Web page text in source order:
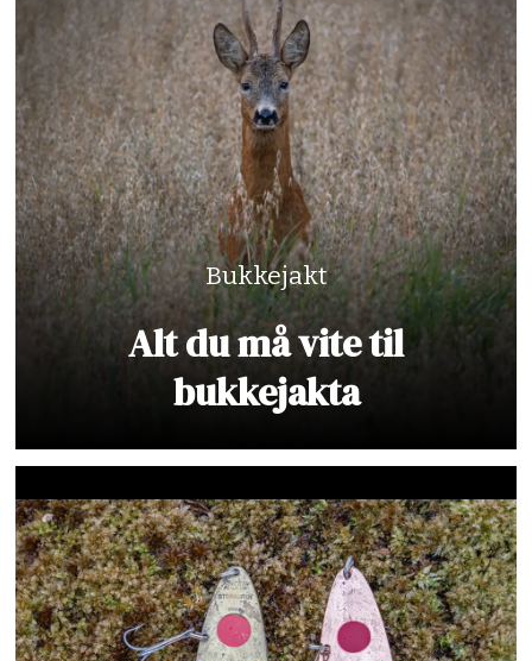
Bukkejakt
Alt du må vite til
bukkejakta